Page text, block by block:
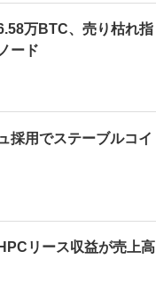
万BTC、売り枯れ指
ード
採用でステーブルコイ
リース収益が売上高